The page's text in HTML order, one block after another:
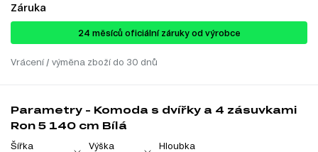
Záruka
24 ​​​​měsíců oficiální záruky od výrobce
Vrácení / výměna zboží do 30 dnů
Parametry - Komoda s dvířky a 4 zásuvkami
Ron 5 140 cm Bílá
Šířka Výška Hloubka